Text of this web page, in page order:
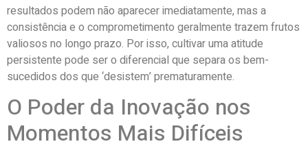
resultados podem não aparecer imediatamente, mas a
consistência e o comprometimento geralmente trazem frutos
valiosos no longo prazo. Por isso, cultivar uma atitude
persistente pode ser o diferencial que separa os bem-
sucedidos dos que ‘desistem’ prematuramente.
O Poder da Inovação nos
Momentos Mais Difíceis